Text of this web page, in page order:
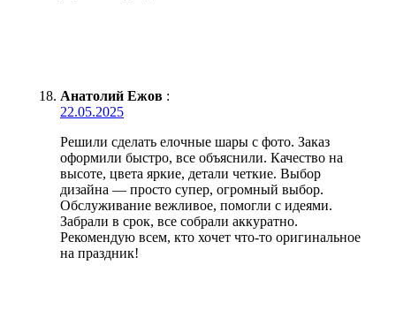
Анатолий Ежов :
22.05.2025
Решили сделать елочные шары с фото. Заказ
оформили быстро, все объяснили. Качество на
высоте, цвета яркие, детали четкие. Выбор
дизайна — просто супер, огромный выбор.
Обслуживание вежливое, помогли с идеями.
Забрали в срок, все собрали аккуратно.
Рекомендую всем, кто хочет что-то оригинальное
на праздник!